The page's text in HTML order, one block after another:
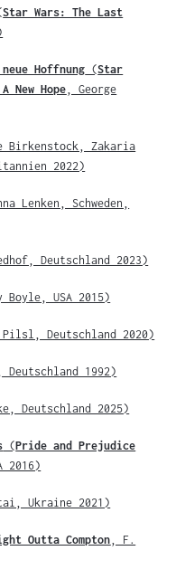
Star Wars: The Last
Hoffnung (Star
New Hope , George
Birkenstock, Zakaria
2022)
Lenken, Schweden,
Deutschland 2023)
Boyle, USA 2015)
Deutschland 2020)
Deutschland 1992)
Deutschland 2025)
(Pride and Prejudice
2016)
Ukraine 2021)
Outta Compton , F.